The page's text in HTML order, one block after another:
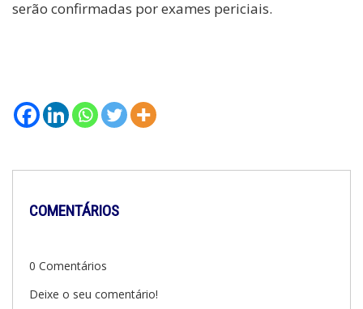
serão confirmadas por exames periciais.
COMENTÁRIOS
0 Comentários
Deixe o seu comentário!